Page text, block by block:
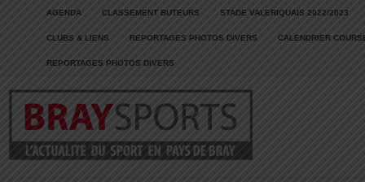
AGENDA CLASSEMENT BUTEURS STADE VALERIQUAIS 2022/2023
CLUBS & LIENS REPORTAGES PHOTOS DIVERS CALENDRIER
REPORTAGES PHOTOS DIVERS